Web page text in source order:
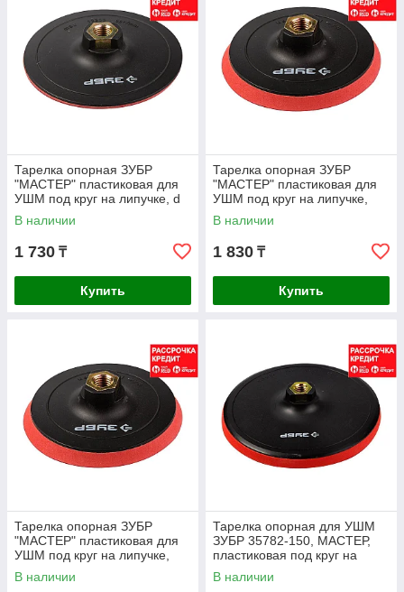
Тарелка опорная ЗУБР
"МАСТЕР" пластиковая для
УШМ под круг на липучке, d
125 мм, М14 (3578-125)
В наличии
1 730 ₸
Купить
Тарелка опорная ЗУБР
"МАСТЕР" пластиковая для
УШМ под круг на липучке,
мягкая полиуретановая
прокладка, d 115
В наличии
1 830 ₸
Купить
Тарелка опорная ЗУБР
"МАСТЕР" пластиковая для
УШМ под круг на липучке,
мягкая полиуретановая
прокладка, d 125
В наличии
Тарелка опорная для УШМ
ЗУБР 35782-150, МАСТЕР,
пластиковая под круг на
липучке, мягкая
полиуретановая
В наличии